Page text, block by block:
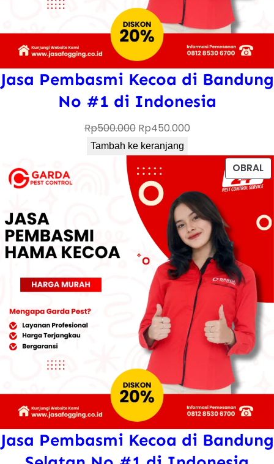
Jasa Pembasmi Kecoa di Bandung
No #1 di Indonesia
Rp500.000 Harga
aslinya
Rp500.000.
Rp450.000Harga
adalah:
Rp450.000.
Tambah ke keranjang
OBRAL
Jasa Pembasmi Kecoa di Bandung